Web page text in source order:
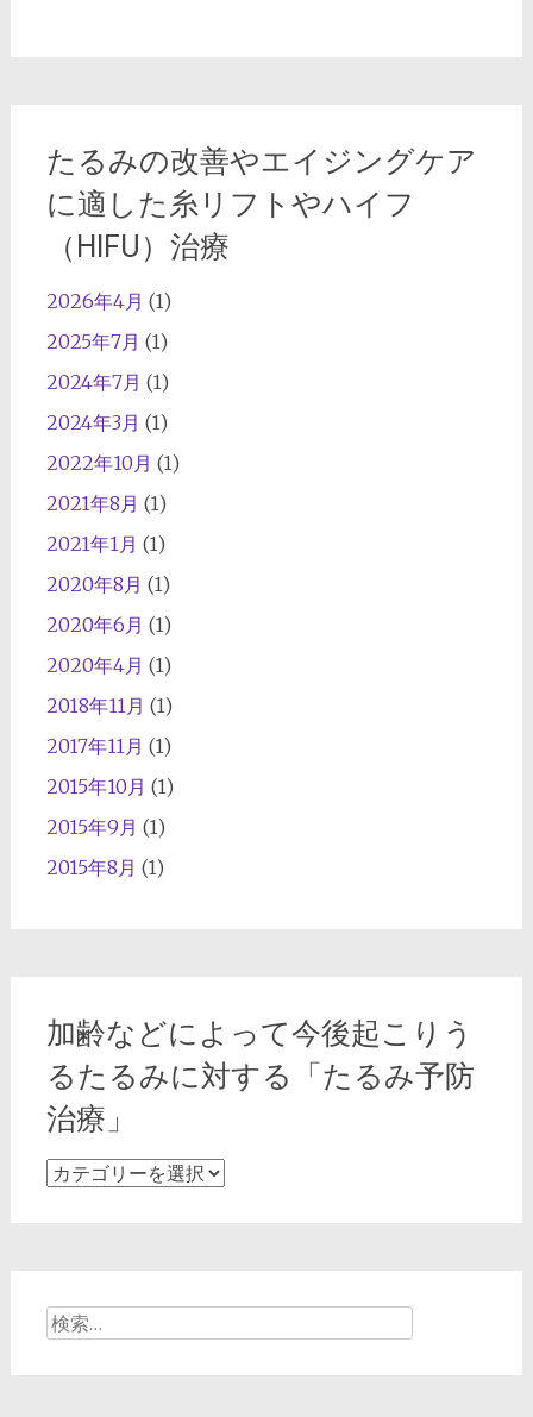
たるみの改善やエイジングケア
に適した糸リフトやハイフ
（HIFU）治療
2026年4月 (1)
2025年7月 (1)
2024年7月 (1)
2024年3月 (1)
2022年10月 (1)
2021年8月 (1)
2021年1月 (1)
2020年8月 (1)
2020年6月 (1)
2020年4月 (1)
2018年11月 (1)
2017年11月 (1)
2015年10月 (1)
2015年9月 (1)
2015年8月 (1)
加齢などによって今後起こりう
るたるみに対する「たるみ予防
治療」
加
よ
っ
検